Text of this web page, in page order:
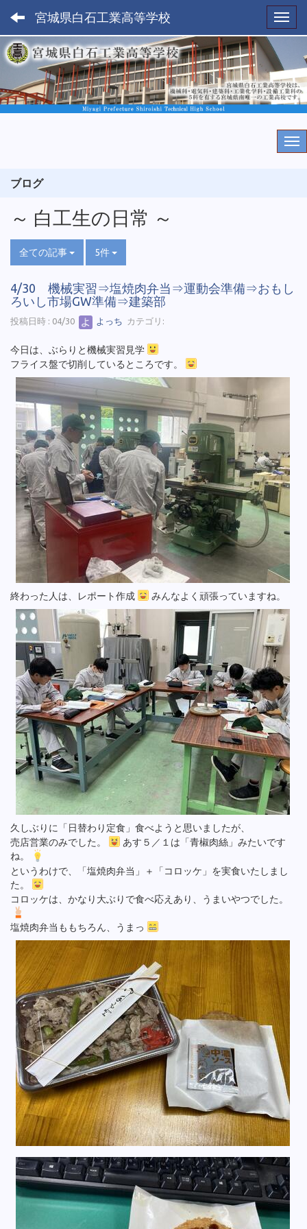
宮城県白石工業高等学校
ブログ
～ 白工生の日常 ～
全ての記事 5件
4/30 機械実習⇒塩焼肉弁当⇒運動会準備⇒おもし
ろいし市場GW準備⇒建築部
投稿日時 : 04/30 よっち カテゴリ:
今日は、ぶらりと機械実習見学
フライス盤で切削しているところです。
終わった人は、レポート作成 みんなよく頑張っていますね。
久しぶりに「日替わり定食」食べようと思いましたが、
売店営業のみでした。
あす５／１は「青椒肉絲」みたいです
ね。
というわけで、「塩焼肉弁当」＋「コロッケ」を実食いたしまし
た。
コロッケは、かなり大ぶりで食べ応えあり、うまいやつでした。
塩焼肉弁当ももちろん、うまっ